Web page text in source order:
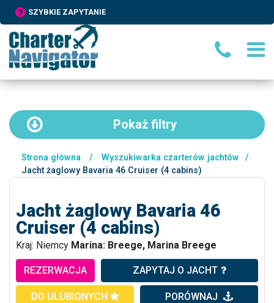
SZYBKIE ZAPYTANIE
Pokaż filtry
Strona główna / Wyszukiwarka czarterów jachtów
/
Jacht żaglowy Bavaria 46 Cruiser (4 cabins)
Jacht żaglowy Bavaria 46
Cruiser (4 cabins)
Kraj: Niemcy Marina: Breege, Marina Breege
REZERWACJA ZAPYTAJ O JACHT
DO ULUBIONYCH PORÓWNAJ